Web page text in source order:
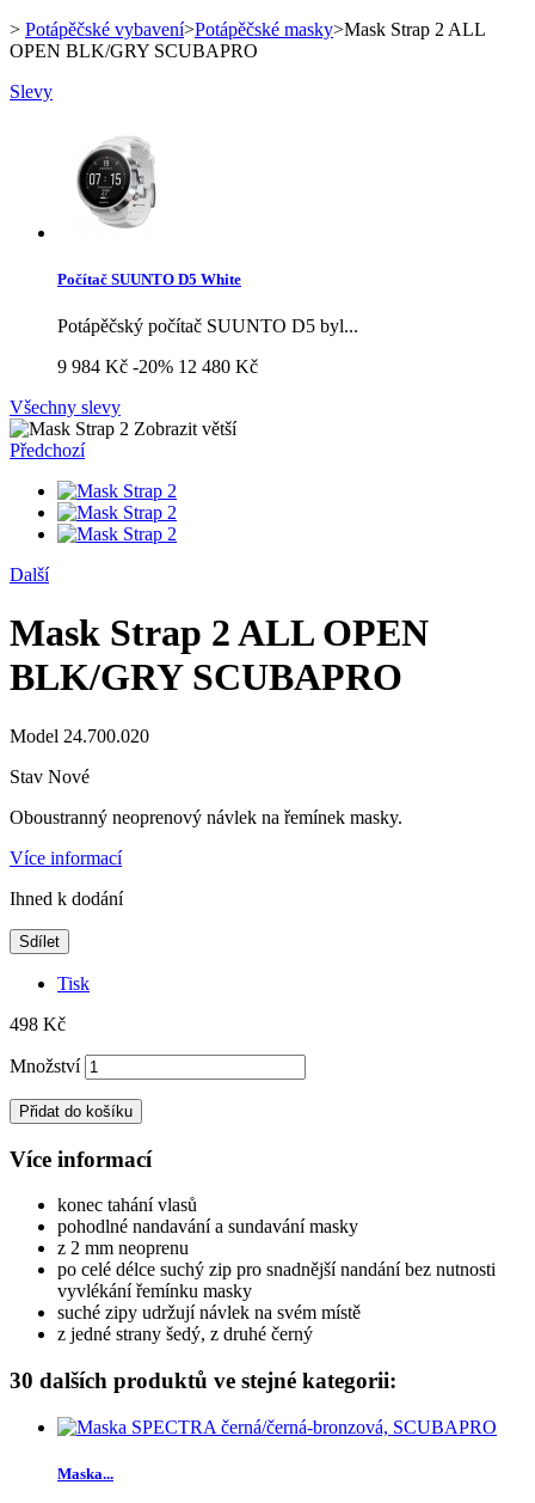
> Potápěčské vybavení>Potápěčské masky>Mask Strap 2 ALL
OPEN BLK/GRY SCUBAPRO
Slevy
Počítač SUUNTO D5 White
Potápěčský počítač SUUNTO D5 byl...
9 984 Kč -20% 12 480 Kč
Všechny slevy
Zobrazit větší
Předchozí
Další
Mask Strap 2 ALL OPEN
BLK/GRY SCUBAPRO
Model 24.700.020
Stav Nové
Oboustranný neoprenový návlek na řemínek masky.
Více informací
Ihned k dodání
Sdílet
Tisk
498 Kč
Množství
Přidat do košíku
Více informací
konec tahání vlasů
pohodlné nandavání a sundavání masky
z 2 mm neoprenu
po celé délce suchý zip pro snadnější nandání bez nutnosti
vyvlékání řemínku masky
suché zipy udržují návlek na svém místě
z jedné strany šedý, z druhé černý
30 dalších produktů ve stejné kategorii:
Maska...